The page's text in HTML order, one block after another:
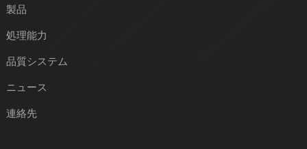
製品
処理能力
品質システム
ニュース
連絡先